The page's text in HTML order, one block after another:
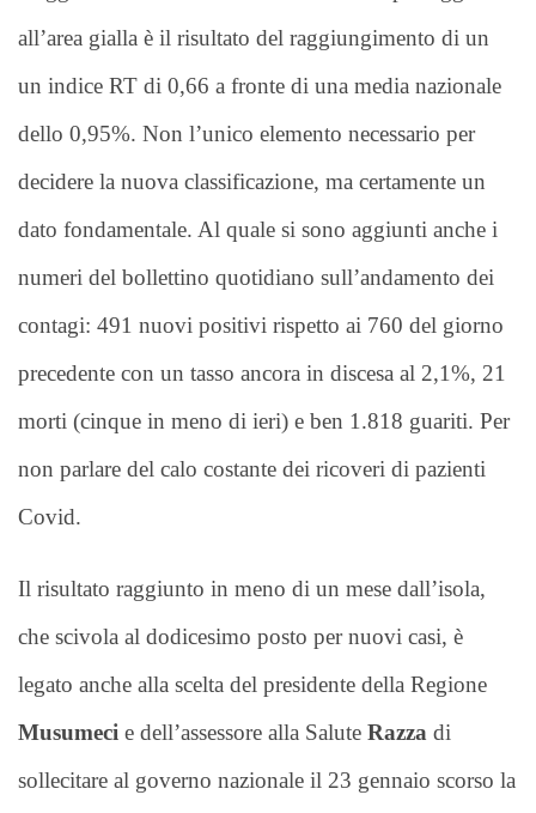
all’area gialla è il risultato del raggiungimento di un
un indice RT di 0,66 a fronte di una media nazionale
dello 0,95%. Non l’unico elemento necessario per
decidere la nuova classificazione, ma certamente un
dato fondamentale. Al quale si sono aggiunti anche i
numeri del bollettino quotidiano sull’andamento dei
contagi: 491 nuovi positivi rispetto ai 760 del giorno
precedente con un tasso ancora in discesa al 2,1%, 21
morti (cinque in meno di ieri) e ben 1.818 guariti. Per
non parlare del calo costante dei ricoveri di pazienti
Covid.
Il risultato raggiunto in meno di un mese dall’isola,
che scivola al dodicesimo posto per nuovi casi, è
legato anche alla scelta del presidente della Regione
Musumeci e dell’assessore alla Salute Razza di
sollecitare al governo nazionale il 23 gennaio scorso la